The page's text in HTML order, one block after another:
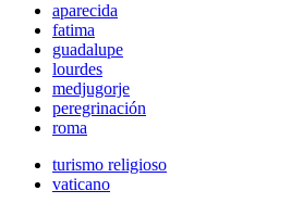
aparecida
fatima
guadalupe
lourdes
medjugorje
peregrinación
roma
turismo religioso
vaticano